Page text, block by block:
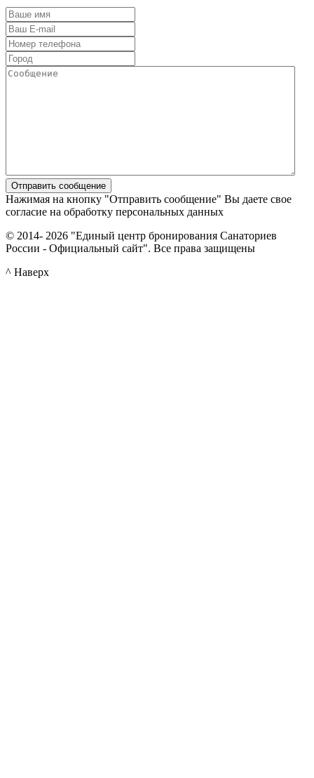
Нажимая на кнопку "Отправить сообщение" Вы даете свое
согласие на обработку персональных данных
© 2014- 2026 "Единый центр бронирования Санаториев
России - Официальный сайт". Все права защищены
^ Наверх